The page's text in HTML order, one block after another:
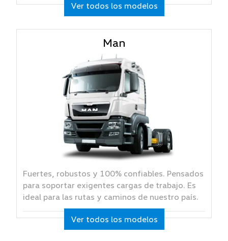
Ver todos los modelos
Man
Fuertes, robustos y 100% confiables. Pensados
para soportar exigentes cargas de trabajo. Es
ideal para las rutas y caminos de nuestro país.
Ver todos los modelos